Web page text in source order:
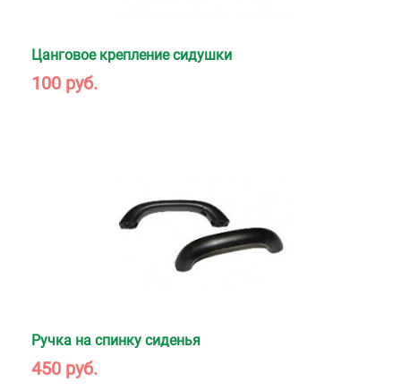
Цанговое крепление сидушки
100 руб.
Ручка на спинку сиденья
450 руб.